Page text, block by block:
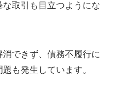
取引も目立つようにな
できず、債務不履行に
も発生しています。